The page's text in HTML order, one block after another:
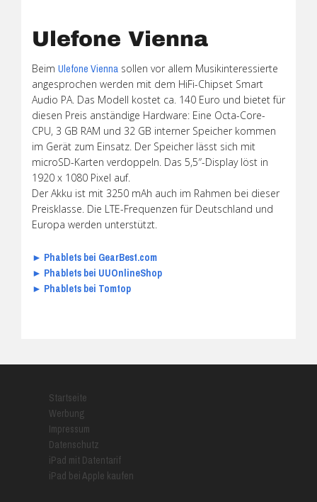
Ulefone Vienna
Beim Ulefone Vienna sollen vor allem Musikinteressierte
angesprochen werden mit dem HiFi-Chipset Smart
Audio PA. Das Modell kostet ca. 140 Euro und bietet für
diesen Preis anständige Hardware: Eine Octa-Core-
CPU, 3 GB RAM und 32 GB interner Speicher kommen
im Gerät zum Einsatz. Der Speicher lässt sich mit
microSD-Karten verdoppeln. Das 5,5″-Display löst in
1920 x 1080 Pixel auf.
Der Akku ist mit 3250 mAh auch im Rahmen bei dieser
Preisklasse. Die LTE-Frequenzen für Deutschland und
Europa werden unterstützt.
► Phablets bei GearBest.com
► Phablets bei UUOnlineShop
► Phablets bei Tomtop
Startseite
Werbung
Impressum
Datenschutz
iPad mit Datentarif
iPad bei Apple kaufen